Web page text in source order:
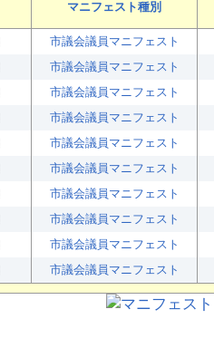
マニフェスト種別
市議会議員マニフェスト
市議会議員マニフェスト
市議会議員マニフェスト
市議会議員マニフェスト
市議会議員マニフェスト
市議会議員マニフェスト
市議会議員マニフェスト
市議会議員マニフェスト
市議会議員マニフェスト
市議会議員マニフェスト